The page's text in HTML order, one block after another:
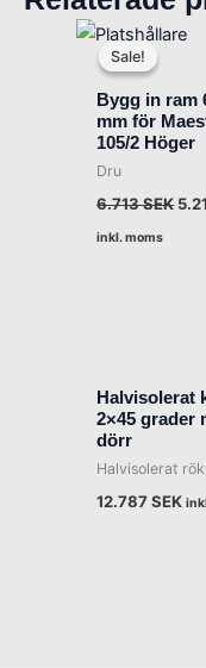
Sale!
Sale!
Bygg in ram
mm för
105/2 Höger
Dru
6.713SEK
Det
inkl. moms
Halvisolerat
2×45 grader
dörr
Halvisolerat
12.787SEK